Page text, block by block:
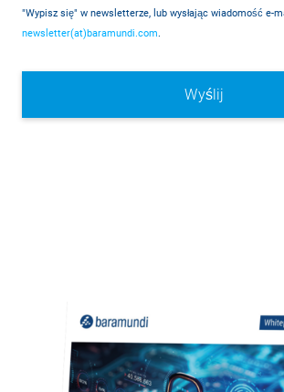
"Wypisz się" w newsletterze, lub wysłając wiadomość e-
newsletter(at)baramundi.com.